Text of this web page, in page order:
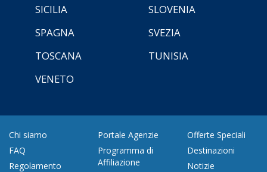
SICILIA
SLOVENIA
SPAGNA
SVEZIA
TOSCANA
TUNISIA
VENETO
Chi siamo
FAQ
Regolamento
Portale Agenzie
Programma di
Affiliazione
Offerte Speciali
Destinazioni
Notizie